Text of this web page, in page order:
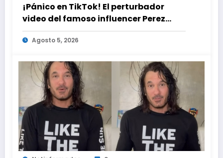
¡Pánico en TikTok! El perturbador
video del famoso influencer Perez
Hilton que obligó a sus fans a pedir
ayuda médica
Agosto 5, 2026